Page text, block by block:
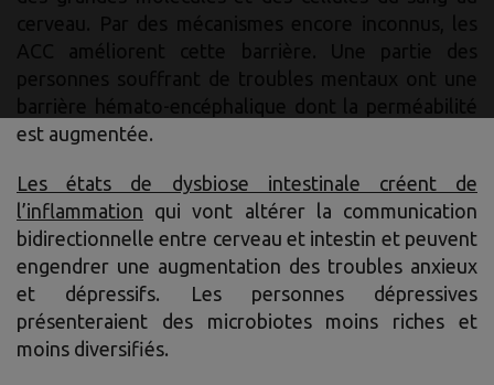
est augmentée.
Les états de dysbiose intestinale créent de
l’inflammation qui vont altérer la communication
bidirectionnelle entre cerveau et intestin et peuvent
engendrer une augmentation des troubles anxieux
et dépressifs. Les personnes dépressives
présenteraient des microbiotes moins riches et
moins diversifiés.